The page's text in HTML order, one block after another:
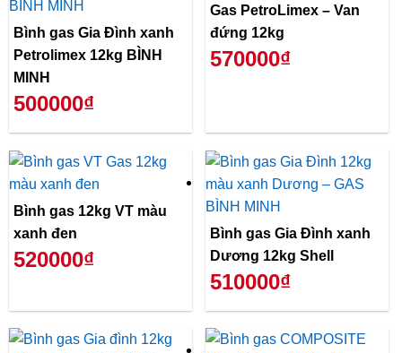
Bình gas Gia Đình xanh
Petrolimex 12kg BÌNH
MINH
500000₫
Gas PetroLimex – Van
đứng 12kg
570000₫
Bình gas 12kg VT màu
xanh đen
520000₫
Bình gas Gia Đình xanh
Dương 12kg Shell
510000₫